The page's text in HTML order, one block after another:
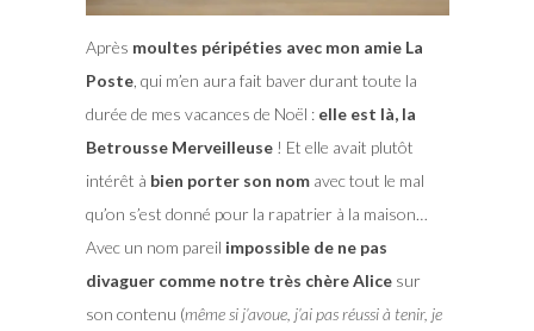
Après moultes péripéties avec mon amie La
Poste, qui m’en aura fait baver durant toute la
durée de mes vacances de Noël : elle est là, la
Betrousse Merveilleuse! Et elle avait plutôt
intérêt à bien porter son nomavec tout le mal
qu’on s’est donné pour la rapatrier à la maison…
Avec un nom pareil impossible de ne pas
divaguer comme notre très chère Alicesur
son contenu (même si j’avoue, j’ai pas réussi à tenir, je